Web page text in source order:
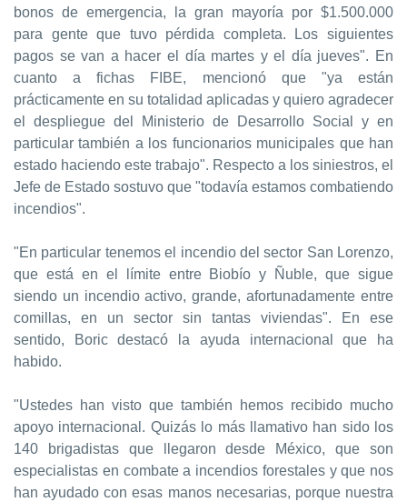
bonos de emergencia, la gran mayoría por $1.500.000
para gente que tuvo pérdida completa. Los siguientes
pagos se van a hacer el día martes y el día jueves". En
cuanto a fichas FIBE, mencionó que "ya están
prácticamente en su totalidad aplicadas y quiero agradecer
el despliegue del Ministerio de Desarrollo Social y en
particular también a los funcionarios municipales que han
estado haciendo este trabajo". Respecto a los siniestros, el
Jefe de Estado sostuvo que "todavía estamos combatiendo
incendios".
"En particular tenemos el incendio del sector San Lorenzo,
que está en el límite entre Biobío y Ñuble, que sigue
siendo un incendio activo, grande, afortunadamente entre
comillas, en un sector sin tantas viviendas". En ese
sentido, Boric destacó la ayuda internacional que ha
habido.
"Ustedes han visto que también hemos recibido mucho
apoyo internacional. Quizás lo más llamativo han sido los
140 brigadistas que llegaron desde México, que son
especialistas en combate a incendios forestales y que nos
han ayudado con esas manos necesarias, porque nuestra